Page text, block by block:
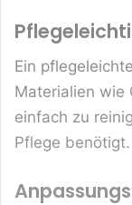
Ein
Materialien wie
einfach zu
Pflege benötigt.